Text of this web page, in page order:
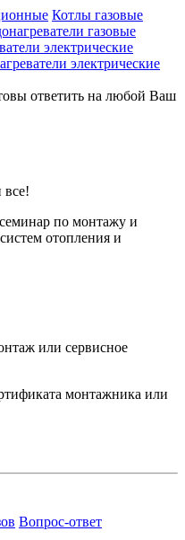
Котлы газовые
газовые
электрические
электрические
ответить на любой Ваш
все!
по монтажу и
отопления и
или сервисное
монтажника или
Вопрос-ответ